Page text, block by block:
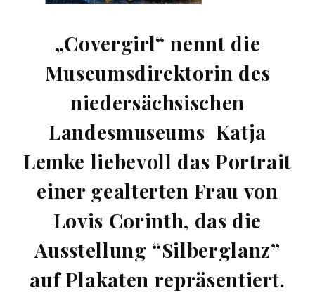
„Covergirl“ nennt die
Museumsdirektorin des
niedersächsischen
Landesmuseums Katja
Lemke liebevoll das Portrait
einer gealterten Frau von
Lovis Corinth, das die
Ausstellung “Silberglanz”
auf Plakaten repräsentiert.